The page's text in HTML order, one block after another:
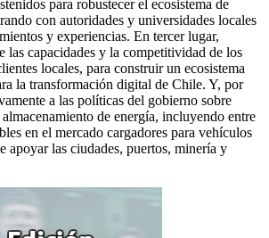
para robustecer el ecosistema de
con autoridades y universidades locales
y experiencias. En tercer lugar,
las capacidades y la competitividad de los
locales, para construir un ecosistema
la transformación digital de Chile. Y, por
a las políticas del gobierno sobre
de energía, incluyendo entre
en el mercado cargadores para vehículos
apoyar las ciudades, puertos, minería y